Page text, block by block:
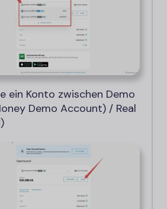
ein Konto zwischen Demo
Demo Account) / Real